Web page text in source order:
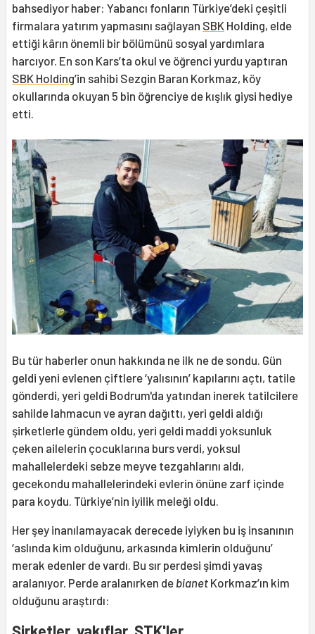
bahsediyor haber: Yabancı fonların Türkiye’deki çeşitli
firmalara yatırım yapmasını sağlayan SBK Holding, elde
ettiği kârın önemli bir bölümünü sosyal yardımlara
harcıyor. En son Kars’ta okul ve öğrenci yurdu yaptıran
SBK Holding’in sahibi Sezgin Baran Korkmaz, köy
okullarında okuyan 5 bin öğrenciye de kışlık giysi hediye
etti.
Bu tür haberler onun hakkında ne ilk ne de sondu. Gün
geldi yeni evlenen çiftlere ‘yalısının’ kapılarını açtı, tatile
gönderdi, yeri geldi Bodrum'da yatından inerek tatilcilere
sahilde lahmacun ve ayran dağıttı, yeri geldi aldığı
şirketlerle gündem oldu, yeri geldi maddi yoksunluk
çeken ailelerin çocuklarına burs verdi, yoksul
mahallelerdeki sebze meyve tezgahlarını aldı,
gecekondu mahallelerindeki evlerin önüne zarf içinde
para koydu. Türkiye’nin iyilik meleği oldu.
Her şey inanılamayacak derecede iyiyken bu iş insanının
‘aslında kim olduğunu, arkasında kimlerin olduğunu’
merak edenler de vardı. Bu sır perdesi şimdi yavaş
aralanıyor. Perde aralanırken de bianet Korkmaz’ın kim
olduğunu araştırdı:
Şirketler, vakıflar, STK'ler